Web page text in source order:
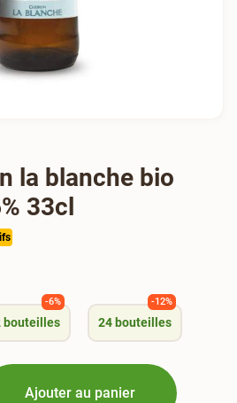
la blanche bio
33cl
bouteilles
-6%
24 bouteilles
-12%
Ajouter au panier